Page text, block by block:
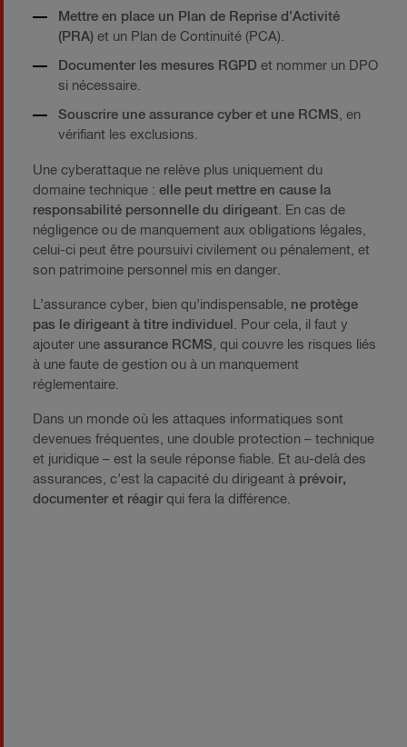
Mettre en place un Plan de Reprise d’Activité
(PRA) et un Plan de Continuité (PCA).
Documenter les mesures RGPD et nommer un DPO
si nécessaire.
Souscrire une assurance cyber et une RCMS, en
vérifiant les exclusions.
Une cyberattaque ne relève plus uniquement du
domaine technique : elle peut mettre en cause la
responsabilité personnelle du dirigeant . En cas de
négligence ou de manquement aux obligations légales,
celui-ci peut être poursuivi civilement ou pénalement, et
son patrimoine personnel mis en danger.
L’assurance cyber, bien qu’indispensable, ne protège
pas le dirigeant à titre individuel
. Pour cela, il faut y
ajouter une assurance RCMS , qui couvre les risques liés
à une faute de gestion ou à un manquement
réglementaire.
Dans un monde où les attaques informatiques sont
devenues fréquentes, une double protection – technique
et juridique – est la seule réponse fiable. Et au-delà des
assurances, c’est la capacité du dirigeant à prévoir,
documenter et réagirqui fera la différence.